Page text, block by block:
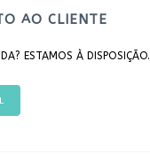
AO CLIENTE
ESTAMOS À DISPOSIÇÃO.